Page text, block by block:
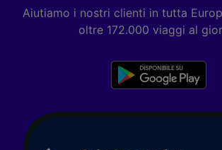
Aiutiamo i nostri clienti in tutta
oltre 172.000 viaggi al